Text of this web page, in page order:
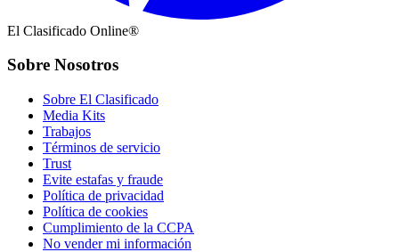
El Clasificado Online®
Sobre Nosotros
Sobre El Clasificado
Media Kits
Trabajos
Términos de servicio
Trust
Evite estafas y fraude
Política de privacidad
Política de cookies
Cumplimiento de la CCPA
No vender mi información